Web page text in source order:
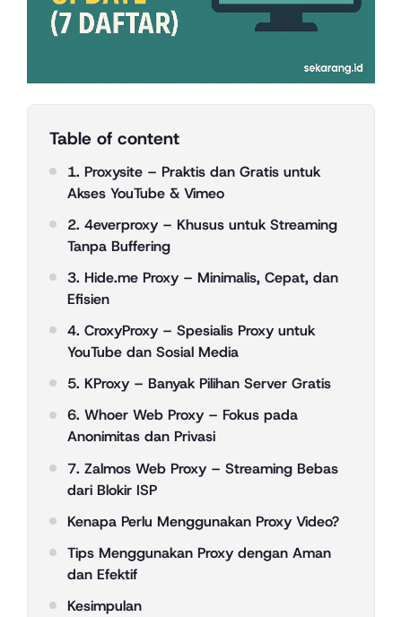
Table of content
1. Proxysite – Praktis dan Gratis untuk
Akses YouTube & Vimeo
2. 4everproxy – Khusus untuk Streaming
Tanpa Buffering
3. Hide.me Proxy – Minimalis, Cepat, dan
Efisien
4. CroxyProxy – Spesialis Proxy untuk
YouTube dan Sosial Media
5. KProxy – Banyak Pilihan Server Gratis
6. Whoer Web Proxy – Fokus pada
Anonimitas dan Privasi
7. Zalmos Web Proxy – Streaming Bebas
dari Blokir ISP
Kenapa Perlu Menggunakan Proxy Video?
Tips Menggunakan Proxy dengan Aman
dan Efektif
Kesimpulan